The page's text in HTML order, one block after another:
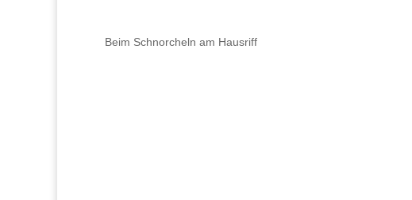
Beim Schnorcheln am Hausriff